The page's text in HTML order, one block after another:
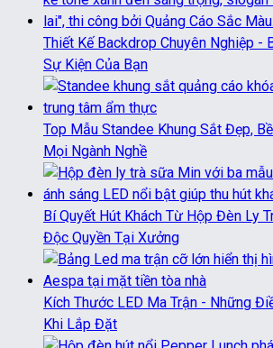
Thiết Kế Backdrop Chuyên Nghiệp -
Sự Kiện Của Bạn
Top Mẫu Standee Khung Sắt Đẹp,
Mọi Ngành Nghề
Bí Quyết Hút Khách Từ Hộp Đèn Ly
Độc Quyền Tại Xưởng
Kích Thước LED Ma Trận - Những
Khi Lắp Đặt